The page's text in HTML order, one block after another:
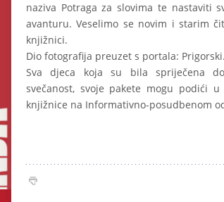
naziva Potraga za slovima te nastaviti
avanturu. Veselimo se novim i starim
knjižnici.
Dio fotografija preuzet s portala:
Sva djeca koja su bila spriječena
svečanost, svoje pakete mogu podići
knjižnice na Informativno-posudbenom